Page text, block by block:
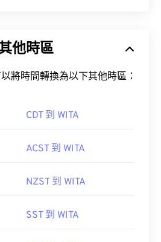
他時區
將時間轉換為以下其他時區：
CDT 到 WITA
ACST 到 WITA
NZST 到 WITA
SST 到 WITA